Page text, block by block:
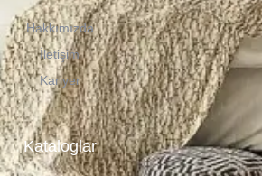
Hakkımızda
İletişim
Kariyer
Kataloglar